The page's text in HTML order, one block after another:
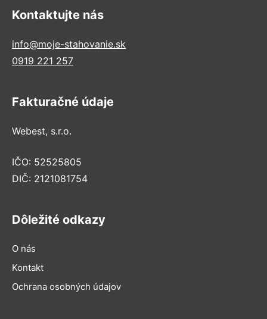
Kontaktujte nás
info@moje-stahovanie.sk
0919 221 257
Fakturačné údaje
Webest, s.r.o.
IČO: 52525805
DIČ: 2121081754
Dôležité odkazy
O nás
Kontakt
Ochrana osobných údajov